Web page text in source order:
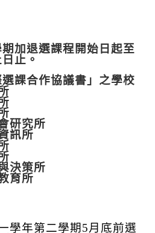
加退選課程開始日起至
止 。
課合作協議書」之學校
研究所
訊所
決策所
育所
學年第二學期5月底前選